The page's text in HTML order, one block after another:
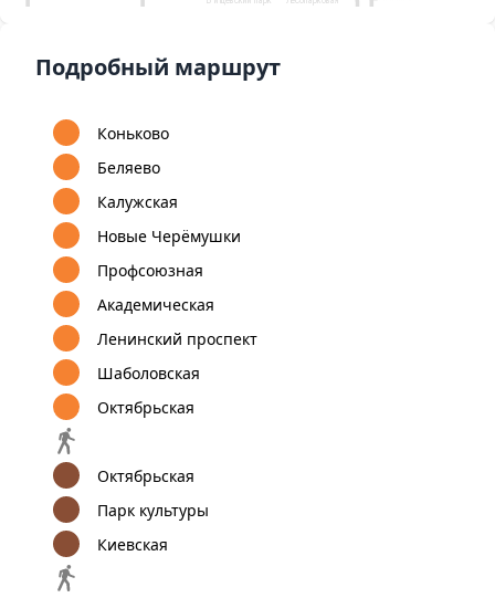
Бульвар Адмирала
Ушакова
Улица
Горчакова
Бунинская
аллея
Подробный маршрут
Коньково
Беляево
Калужская
Новые Черёмушки
Профсоюзная
Академическая
Ленинский проспект
Шаболовская
Октябрьская
Октябрьская
Парк культуры
Киевская